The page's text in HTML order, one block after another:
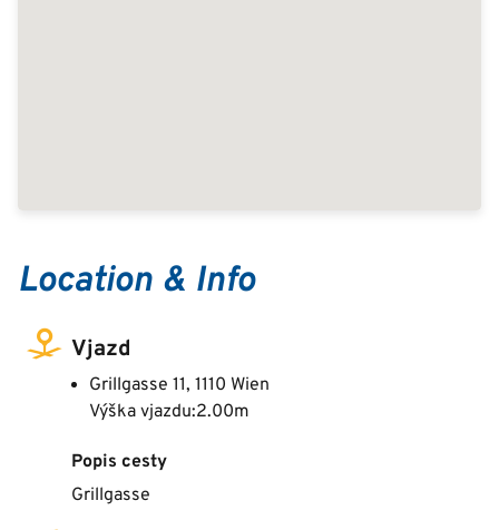
Location & Info
Vjazd
Grillgasse 11, 1110 Wien
Výška vjazdu:2.00m
Popis cesty
Grillgasse